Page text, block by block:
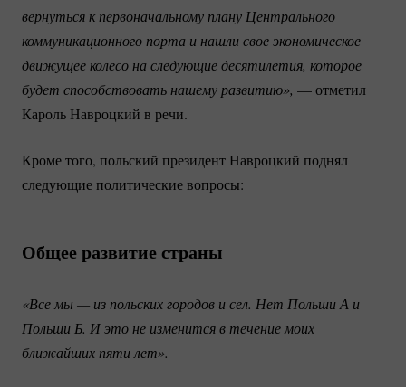
вернуться к первоначальному плану Центрального
коммуникационного порта и нашли свое экономическое
движущее колесо на следующие десятилетия, которое
будет способствовать нашему развитию», — отметил
Кароль Навроцкий в речи.
Кроме того, польский президент Навроцкий поднял
следующие политические вопросы:
Общее развитие страны
«Все мы — из польских городов и сел. Нет Польши А и
Польши Б. И это не изменится в течение моих
ближайших пяти лет».